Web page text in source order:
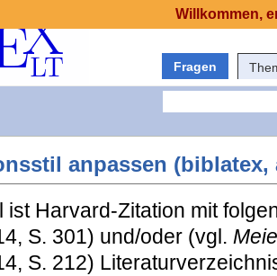
Fragen
anpassen (biblatex,
ist Harvard-Zitation mit
S. 301) und/oder (vgl.
S. 212)
Willkommen,